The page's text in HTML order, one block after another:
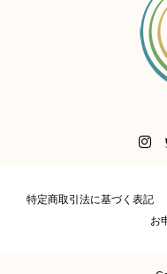
特定商取引法に基づく表記
お